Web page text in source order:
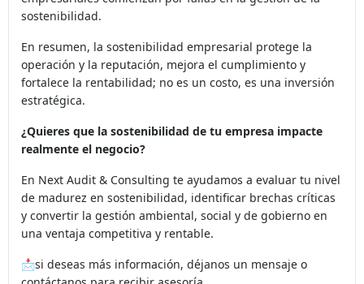
empresariales comienzan por fallas en la gestión de la
En resumen, la sostenibilidad empresarial protege la
operación y la reputación, mejora el cumplimiento y
fortalece la rentabilidad; no es un costo, es una inversión
estratégica.
¿Quieres que la sostenibilidad de tu empresa impacte
realmente el negocio?
En Next Audit & Consulting te ayudamos a evaluar tu nivel
de madurez en sostenibilidad, identificar brechas críticas
y convertir la gestión ambiental, social y de gobierno en
una ventaja competitiva y rentable.
📩si deseas más información, déjanos un mensaje o